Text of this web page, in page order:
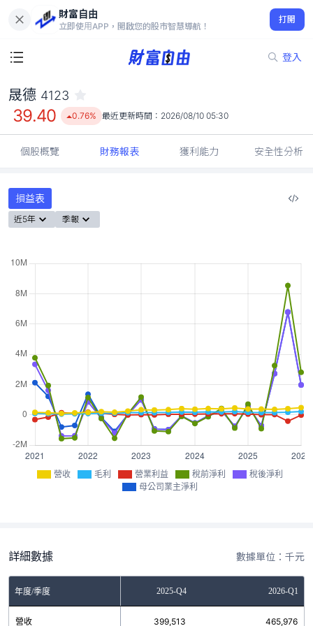
財富自由
立即使用APP，開啟您的股市智慧導航！
打開
登入
39.40
0.76%
晟德 4123
39.40 0.76% 最近更新時間： 2026/08/10 05:30
個股概覽 財務報表 獲利能力 安全性分析
損益表
近5年 季報
營收 毛利 營業利益 稅前淨利
稅後淨利
母公司業主淨利
詳細數據 數據單位：千元
年度/季度2025-Q3 2025-Q4 2026-Q1
營收 399,513 465,976